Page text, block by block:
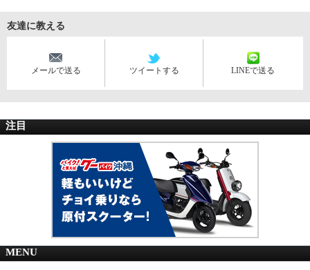
友達に教える
メールで送る ツイートする LINEで送る
注目
MENU